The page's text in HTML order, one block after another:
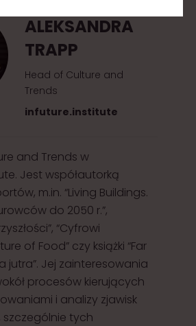
ALEKSANDRA
TRAPP
Head of Culture and
Trends
infuture.institute
and Trends w
Jest współautorką
m.in. “Living Buildings.
do 2050 r.”,
“Cyfrowi
of Food” czy książki “Far
jutra”. Jej zainteresowania
procesów kierujących
i analizy zjawisk
szczególnie tych